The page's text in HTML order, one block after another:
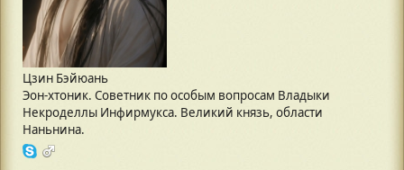
Цзин Бэйюань
Эон-хтоник. Советник по особым вопросам Владыки
Некроделлы Инфирмукса. Великий князь, области
Наньнина.